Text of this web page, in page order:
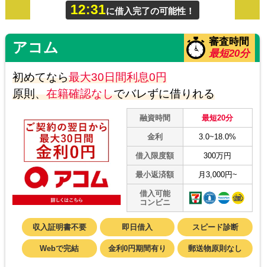
12:31に借入完了の可能性！
審査時間
最短20分
アコム
初めてなら最大30日間利息0円
原則、在籍確認なしでバレずに借りれる
融資時間 最短20分
金利 3.0~18.0%
借入限度額 300万円
最小返済額 月3,000円~
借入可能
コンビニ
収入証明書不要 即日借入 スピード診断
Webで完結 金利0円期間有り 郵送物原則なし